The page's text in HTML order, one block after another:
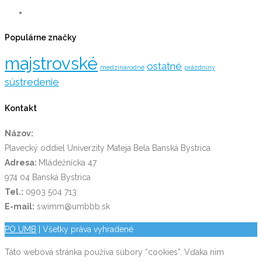
Populárne značky
majstrovské medzinárodné ostatné prázdniny
sústredenie
Kontakt
Názov:
Plavecký oddiel Univerzity Mateja Bela Banská Bystrica
Adresa: Mládežnícka 47
974 04 Banská Bystrica
Tel.: 0903 504 713
E-mail: swimm@umbbb.sk
PO UMB | Všetky práva vyhradené
Táto webová stránka používa súbory “cookies”. Vďaka nim